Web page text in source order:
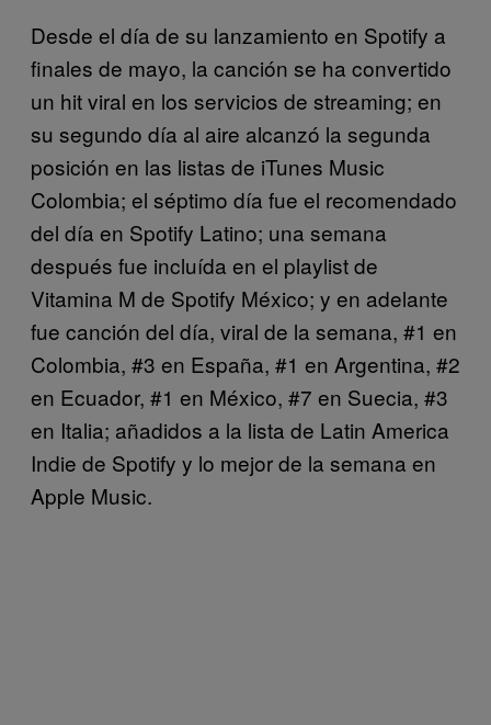
Desde el día de su lanzamiento en Spotify a
finales de mayo, la canción se ha convertido
un hit viral en los servicios de streaming; en
su segundo día al aire alcanzó la segunda
posición en las listas de iTunes Music
Colombia; el séptimo día fue el recomendado
del día en Spotify Latino; una semana
después fue incluída en el playlist de
Vitamina M de Spotify México; y en adelante
fue canción del día, viral de la semana, #1 en
Colombia, #3 en España, #1 en Argentina, #2
en Ecuador, #1 en México, #7 en Suecia, #3
en Italia; añadidos a la lista de Latin America
Indie de Spotify y lo mejor de la semana en
Apple Music.